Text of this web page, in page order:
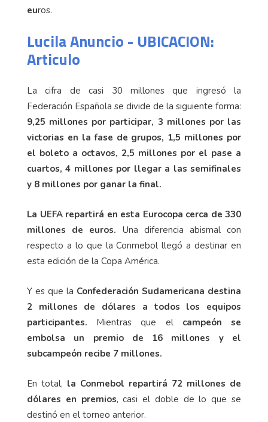
euros.
Lucila Anuncio - UBICACION:
Articulo
La cifra de casi 30 millones que ingresó la
Federación Española se divide de la siguiente forma:
9,25 millones por participar, 3 millones por las
victorias en la fase de grupos, 1,5 millones por
el boleto a octavos, 2,5 millones por el pase a
cuartos, 4 millones por llegar a las semifinales
y 8 millones por ganar la final.
La UEFA repartirá en esta Eurocopa cerca de 330
millones de euros. Una diferencia abismal con
respecto a lo que la Conmebol llegó a destinar en
esta edición de la Copa América.
Y es que la Confederación Sudamericana destina
2 millones de dólares a todos los equipos
participantes. Mientras que el campeón se
embolsa un premio de 16 millones y el
subcampeón recibe 7 millones.
En total, la Conmebol repartirá 72 millones de
dólares en premios, casi el doble de lo que se
destinó en el torneo anterior.